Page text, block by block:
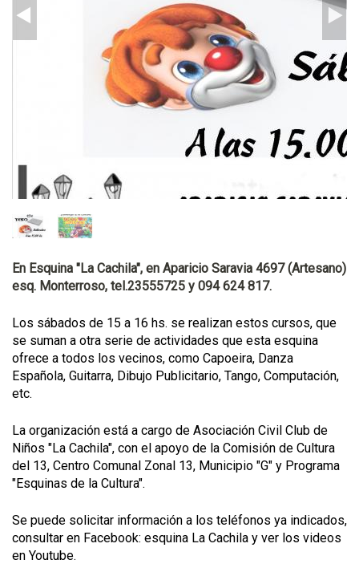
En Esquina "La Cachila", en Aparicio Saravia 4697 (Artesano)
esq. Monterroso, tel.23555725 y 094 624 817.
Los sábados de 15 a 16 hs. se realizan estos cursos, que
se suman a otra serie de actividades que esta esquina
ofrece a todos los vecinos, como Capoeira, Danza
Española, Guitarra, Dibujo Publicitario, Tango, Computación,
etc.
La organización está a cargo de Asociación Civil Club de
Niños "La Cachila", con el apoyo de la Comisión de Cultura
del 13, Centro Comunal Zonal 13, Municipio "G" y Programa
"Esquinas de la Cultura".
Se puede solicitar información a los teléfonos ya indicados,
consultar en Facebook: esquina La Cachila y ver los videos
en Youtube.